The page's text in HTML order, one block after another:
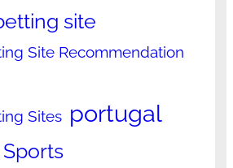
site
Site Recommendation
Sites portugal
Sports